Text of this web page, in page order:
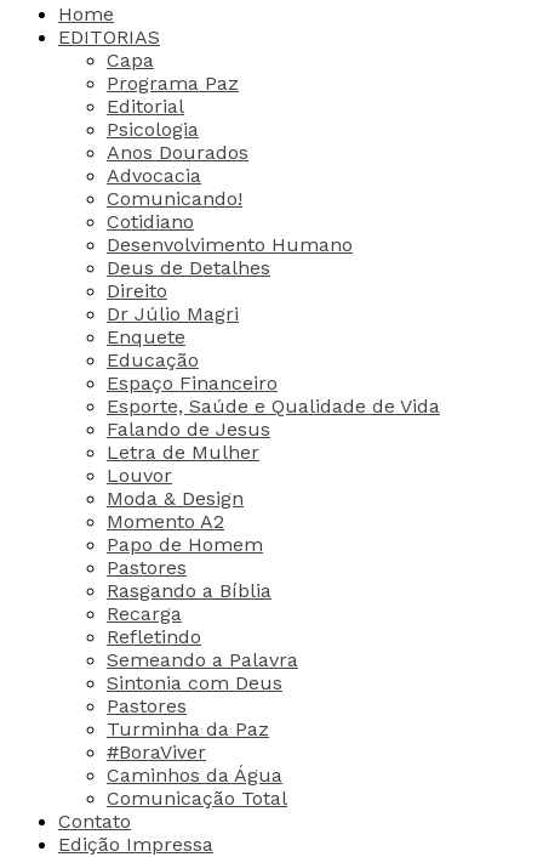
Home
EDITORIAS
Capa
Programa Paz
Editorial
Psicologia
Anos Dourados
Advocacia
Comunicando!
Cotidiano
Desenvolvimento Humano
Deus de Detalhes
Direito
Dr Júlio Magri
Enquete
Educação
Espaço Financeiro
Esporte, Saúde e Qualidade de Vida
Falando de Jesus
Letra de Mulher
Louvor
Moda & Design
Momento A2
Papo de Homem
Pastores
Rasgando a Bíblia
Recarga
Refletindo
Semeando a Palavra
Sintonia com Deus
Pastores
Turminha da Paz
#BoraViver
Caminhos da Água
Comunicação Total
Contato
Edição Impressa